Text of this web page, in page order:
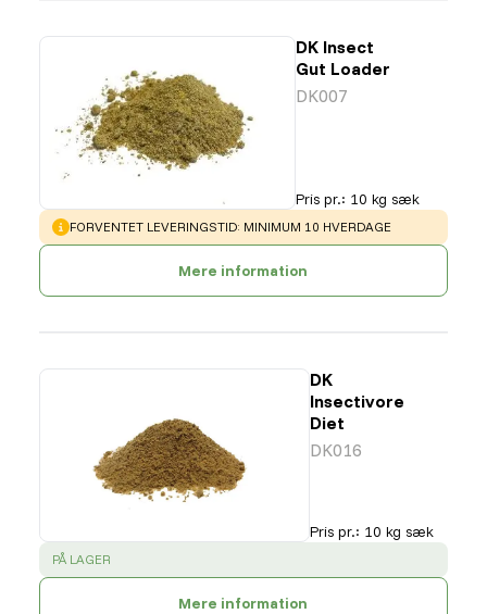
DK Insect
Gut Loader
DK007
Pris pr.: 10 kg sæk
WARNING:
FORVENTET LEVERINGSTID: MINIMUM 10 HVERDAGE
Mere information
DK
Insectivore
Diet
DK016
Pris pr.: 10 kg sæk
SUCCESS
PÅ LAGER
Mere information